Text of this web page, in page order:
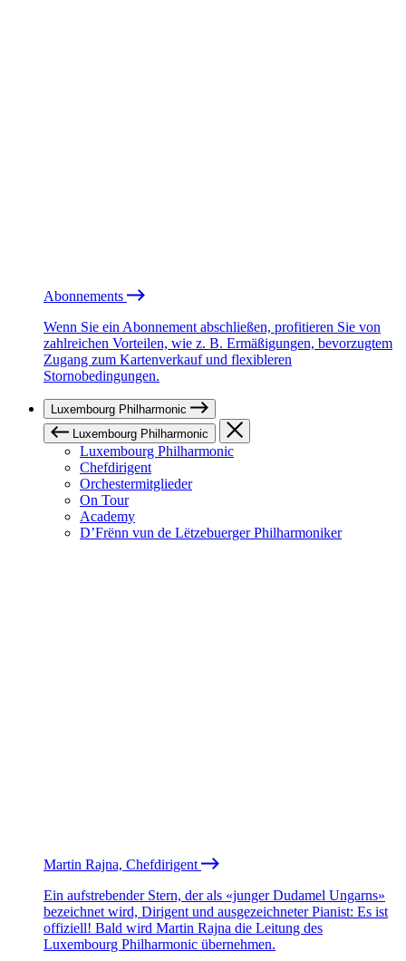
Abonnements
Wenn Sie ein Abonnement abschließen, profitieren Sie von
zahlreichen Vorteilen, wie z. B. Ermäßigungen, bevorzugtem
Zugang zum Kartenverkauf und flexibleren
Stornobedingungen.
Luxembourg Philharmonic
Luxembourg Philharmonic
Luxembourg Philharmonic
Chefdirigent
Orchestermitglieder
On Tour
Academy
D’Frënn vun de Lëtzebuerger Philharmoniker
Martin Rajna, Chefdirigent
Ein aufstrebender Stern, der als «junger Dudamel Ungarns»
bezeichnet wird, Dirigent und ausgezeichneter Pianist: Es ist
offiziell! Bald wird Martin Rajna die Leitung des
Luxembourg Philharmonic übernehmen.